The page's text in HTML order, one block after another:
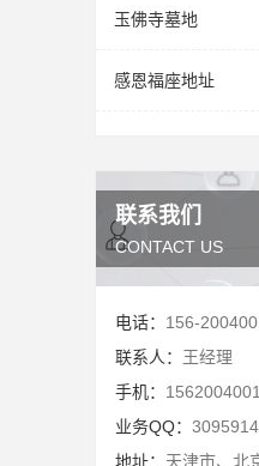
玉佛寺墓地
感恩福座地址
联系我们
CONTACT US
电话： 156-
联系人： 王经理
手机：
业务QQ：
地址： 天津市、北